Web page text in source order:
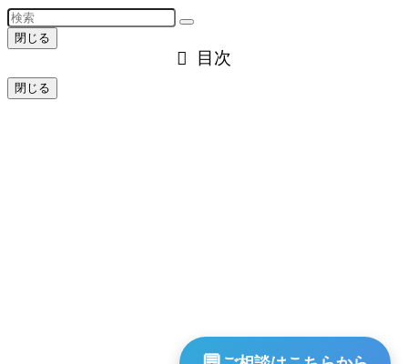
閉じる
目次
閉じる